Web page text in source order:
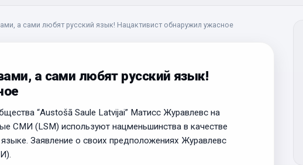
а сами любят русский язык! Нацактивист обнаружил ужасное
а сами любят русский язык!
“Austošā Saule Latvijai” Матисс Журавлевс на
СМИ (LSM) используют нацменьшинства в качестве
Заявление о своих предположениях Журавлевс